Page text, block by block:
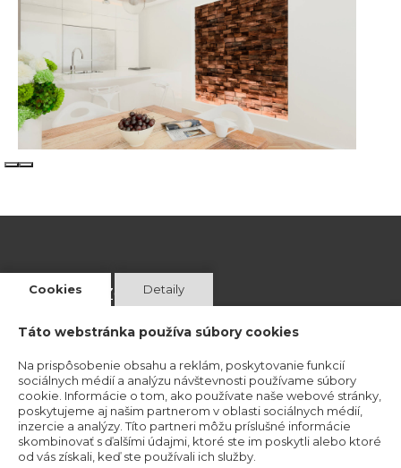
ADRESA VZORKOVNE
Magnetová 13
831 04 Bratislava 3
Kristína Mravcová- KriMRock
Podvysoká 174
023 57 Podvysoká
Cookies Detaily
Táto webstránka používa súbory cookies
Na prispôsobenie obsahu a reklám, poskytovanie funkcií
sociálnych médií a analýzu návštevnosti používame súbory
cookie. Informácie o tom, ako používate naše webové stránky,
poskytujeme aj našim partnerom v oblasti sociálnych médií,
inzercie a analýzy. Títo partneri môžu príslušné informácie
skombinovať s ďalšími údajmi, ktoré ste im poskytli alebo ktoré
od vás získali, keď ste používali ich služby.